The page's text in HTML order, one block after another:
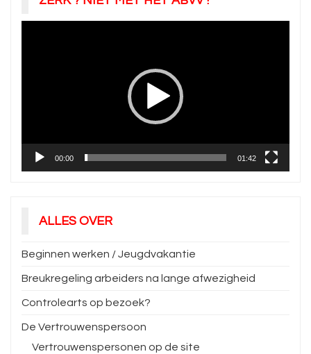
00:00 01:42
ALLES OVER
Beginnen werken / Jeugdvakantie
Breukregeling arbeiders na lange afwezigheid
Controlearts op bezoek?
De Vertrouwenspersoon
Vertrouwenspersonen op de site